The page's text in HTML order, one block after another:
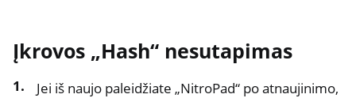
Įkrovos „Hash“ nesutapimas
Jei iš naujo paleidžiate „NitroPad“ po atnaujinimo,